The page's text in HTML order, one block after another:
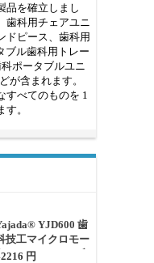
品を確立しまし
歯科用チェアユニ
ドピース、歯科用
ブル歯科用トレー
ポータブルユニ
が含まれます。
すべてのものを 1
。
YJD600 歯
技工マイクロモー
ー + 60K RPM ブ
円